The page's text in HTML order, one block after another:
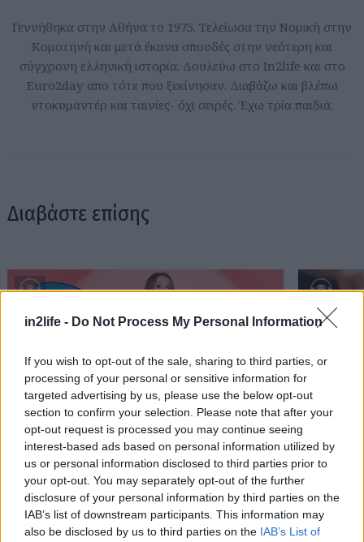
in2life - Do Not Process My Personal Information
If you wish to opt-out of the sale, sharing to third parties, or
processing of your personal or sensitive information for
targeted advertising by us, please use the below opt-out
section to confirm your selection. Please note that after your
opt-out request is processed you may continue seeing
interest-based ads based on personal information utilized by
us or personal information disclosed to third parties prior to
your opt-out. You may separately opt-out of the further
disclosure of your personal information by third parties on the
IAB’s list of downstream participants. This information may
also be disclosed by us to third parties on the IAB’s List of
Γεννήθηκα στην Αθήνα το 1975. Τελείωσα την Νομική στην
Κομοτηνή και μετά έκανα σπουδές στην νεότερη και
σύγχρονη ελληνική ιστορία. Δουλεύω στο In2life και στο
Euro2day απο τότε που ξεκίνησαν. Διαβάζω και βλέπω
ντοκυμαντέρ και ταινίες- όχι σειρές. Έχω τρία παιδιά.
Διαβάστε επίσης
«Εγώ είμαι η ανάπηρη, αυτοί είναι οι μ***ες» –
Η Maria Rolls χωρίς φίλτρο
Περδίκι
με τον
Αναζήτηση